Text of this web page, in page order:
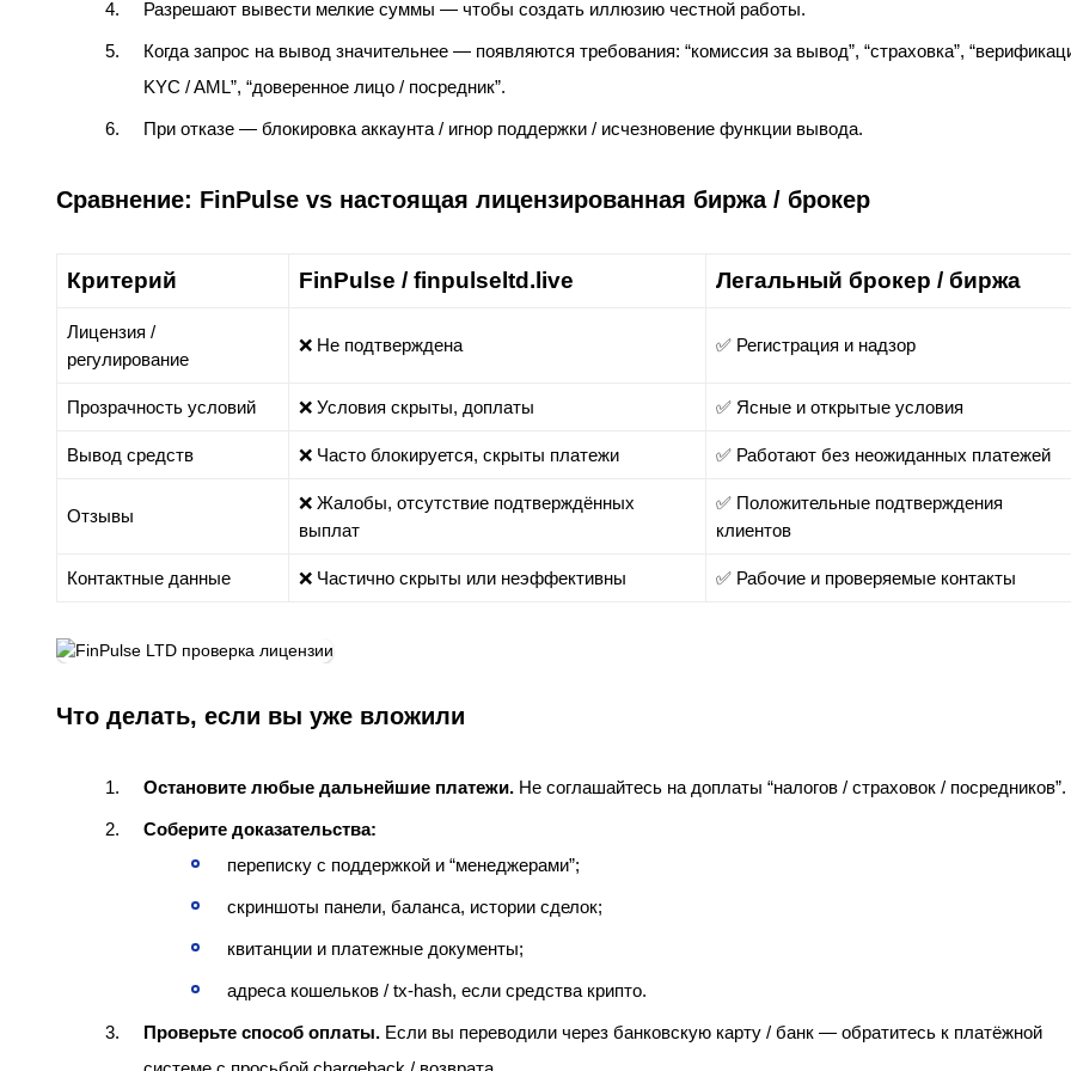
Разрешают вывести мелкие суммы — чтобы создать иллюзию честной работы.
Когда запрос на вывод значительнее — появляются требования: “комиссия за вывод”, “страховка”,
KYC / AML”, “доверенное лицо / посредник”.
При отказе — блокировка аккаунта / игнор поддержки / исчезновение функции вывода.
Сравнение: FinPulse vs настоящая лицензированная биржа / брокер
Критерий FinPulse / finpulseltd.live Легальный брокер / биржа
Лицензия /
регулирование
❌ Не подтверждена ✅ Регистрация и надзор
Прозрачность условий ❌ Условия скрыты, доплаты ✅ Ясные и открытые условия
Вывод средств ❌ Часто блокируется, скрыты платежи ✅ Работают без неожиданных платежей
Отзывы
❌ Жалобы, отсутствие подтверждённых
выплат
✅ Положительные подтверждения
клиентов
Контактные данные ❌ Частично скрыты или неэффективны ✅ Рабочие и проверяемые контакты
Что делать, если вы уже вложили
Остановите любые дальнейшие платежи. Не соглашайтесь на доплаты “налогов / страховок / посредников”.
Соберите доказательства:
переписку с поддержкой и “менеджерами”;
скриншоты панели, баланса, истории сделок;
квитанции и платежные документы;
адреса кошельков / tx‑hash, если средства крипто.
Проверьте способ оплаты. Если вы переводили через банковскую карту / банк — обратитесь к платёжной